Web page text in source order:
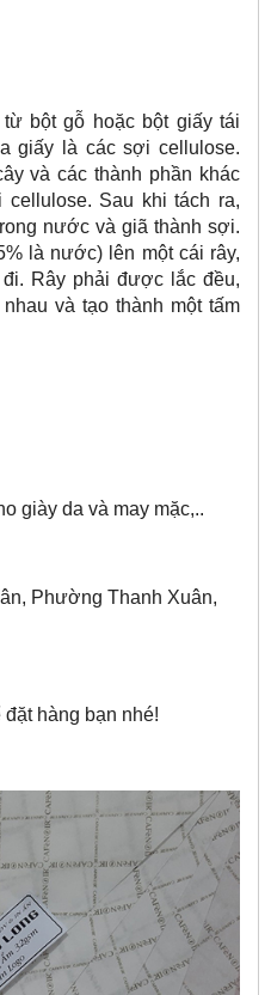
bột gỗ hoặc bột giấy tái
giấy là các sợi cellulose.
và các thành phần khác
Sau khi tách ra,
nước và giã thành sợi.
là nước) lên một cái rây,
Rây phải được lắc đều,
và tạo thành một tấm
giày da và may mặc,..
Phường Thanh Xuân,
hàng bạn nhé!